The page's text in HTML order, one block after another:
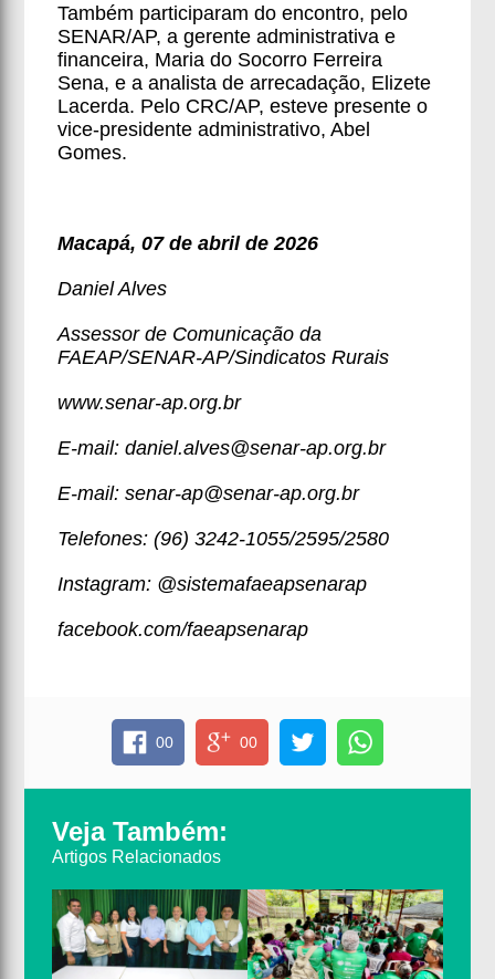
Também participaram do encontro, pelo
SENAR/AP, a gerente administrativa e
financeira, Maria do Socorro Ferreira
Sena, e a analista de arrecadação, Elizete
Lacerda. Pelo CRC/AP, esteve presente o
vice-presidente administrativo, Abel
Gomes.
Macapá, 07 de abril de 2026
Daniel Alves
Assessor de Comunicação da
FAEAP/SENAR-AP/Sindicatos Rurais
www.senar-ap.org.br
E-mail: daniel.alves@senar-ap.org.br
E-mail: senar-ap@senar-ap.org.br
Telefones: (96) 3242-1055/2595/2580
Instagram: @sistemafaeapsenarap
facebook.com/faeapsenarap
00 00
Veja Também:
Artigos Relacionados